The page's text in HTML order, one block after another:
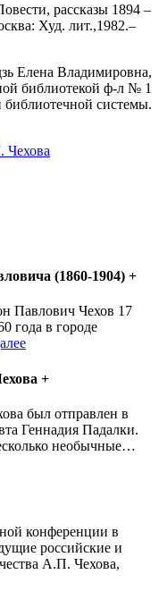
рассказы 1894 –
Худ. лит.,1982.–
Елена Владимировна,
библиотекой ф-л № 1
системы.
Чехова
(1860-1904) +
Павлович Чехов 17
года в городе
+
был отправлен в
Геннадия Падалки.
необычные…
конференции в
российские и
А.П. Чехова,